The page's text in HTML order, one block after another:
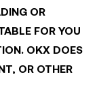
OR
FOR YOU
OKX DOES
OR OTHER